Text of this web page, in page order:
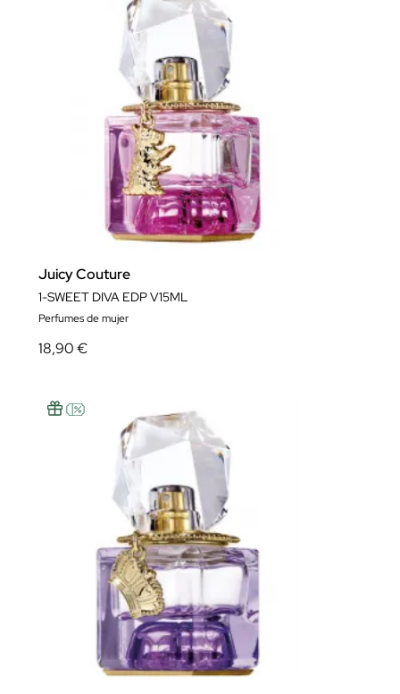
Juicy Couture
1-SWEET DIVA EDP V15ML
Perfumes de mujer
18,90 €